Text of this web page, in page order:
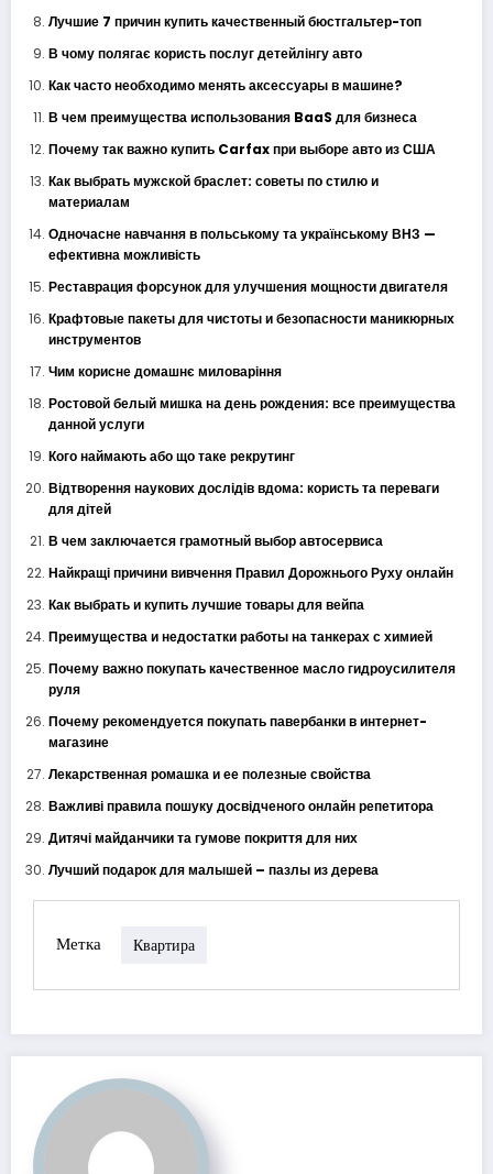
Лучшие 7 причин купить качественный бюстгальтер-топ
В чому полягає користь послуг детейлінгу авто
Как часто необходимо менять аксессуары в машине?
В чем преимущества использования BaaS для бизнеса
Почему так важно купить Carfax при выборе авто из США
Как выбрать мужской браслет: советы по стилю и
материалам
Одночасне навчання в польському та українському ВНЗ —
ефективна можливість
Реставрация форсунок для улучшения мощности двигателя
Крафтовые пакеты для чистоты и безопасности маникюрных
инструментов
Чим корисне домашнє миловаріння
Ростовой белый мишка на день рождения: все преимущества
данной услуги
Кого наймають або що таке рекрутинг
Відтворення наукових дослідів вдома: користь та переваги
для дітей
В чем заключается грамотный выбор автосервиса
Найкращі причини вивчення Правил Дорожнього Руху онлайн
Как выбрать и купить лучшие товары для вейпа
Преимущества и недостатки работы на танкерах с химией
Почему важно покупать качественное масло гидроусилителя
руля
Почему рекомендуется покупать павербанки в интернет-
магазине
Лекарственная ромашка и ее полезные свойства
Важливі правила пошуку досвідченого онлайн репетитора
Дитячі майданчики та гумове покриття для них
Лучший подарок для малышей – пазлы из дерева
Метка Квартира